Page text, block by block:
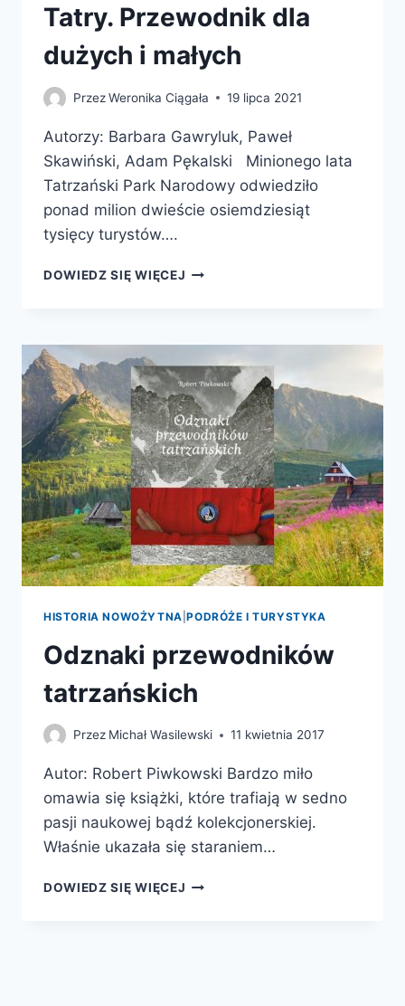
Tatry. Przewodnik dla
dużych i małych
PrzezWeronika Ciągała 19 lipca 2021
Autorzy: Barbara Gawryluk, Paweł
Skawiński, Adam Pękalski Minionego lata
Tatrzański Park Narodowy odwiedziło
ponad milion dwieście osiemdziesiąt
tysięcy turystów….
DOWIEDZ SIĘ WIĘCEJ TATRY.
I
MAŁYCH
HISTORIA NOWOŻYTNA |PODRÓŻE I TURYSTYKA
Odznaki przewodników
tatrzańskich
Przez Michał Wasilewski 11 kwietnia 2017
Autor: Robert Piwkowski Bardzo miło
omawia się książki, które trafiają w sedno
pasji naukowej bądź kolekcjonerskiej.
Właśnie ukazała się staraniem…
DOWIEDZ SIĘ WIĘCEJ ODZNAKI